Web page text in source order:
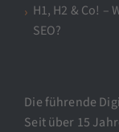
H1, H2 & Co!
SEO?
Die führende
Seit über 15